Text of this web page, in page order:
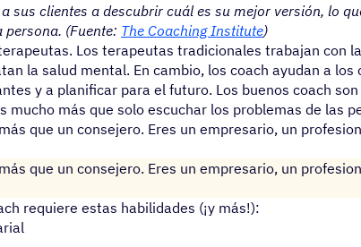
sus clientes a descubrir cuál es su mejor versión, lo
(Fuente: The Coaching Institute)
Los terapeutas tradicionales trabajan con
la salud mental. En cambio, los coach ayudan a los
y a planificar para el futuro. Los buenos coach
mucho más que solo escuchar los problemas de las
que un consejero. Eres un empresario, un
que un consejero. Eres un empresario, un
requiere estas habilidades (¡y más!):